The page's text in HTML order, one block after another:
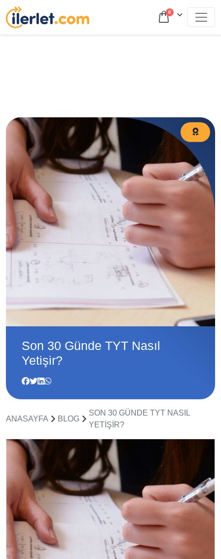
0
Son 30 Günde TYT Nasıl
Yetişir?
ANASAYFA BLOG
SON 30 GÜNDE TYT NASIL
YETIŞIR?